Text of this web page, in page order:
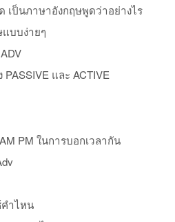
เป็นภาษาอังกฤษพูดว่าอย่างไร
บบง่ายๆ
และ ACTIVE
PM ในการบอกเวลากัน
ำไหน